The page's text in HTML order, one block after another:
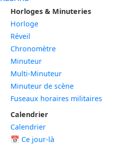
Horloges & Minuteries
Horloge
Réveil
Chronomètre
Minuteur
Multi-Minuteur
Minuteur de scène
Fuseaux horaires militaires
Calendrier
Calendrier
📅 Ce jour-là